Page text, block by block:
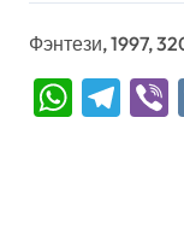
Фэнтези, 1997,